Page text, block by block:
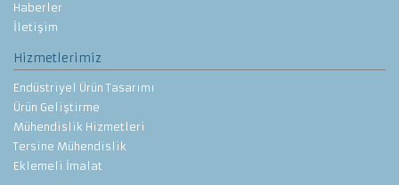
Haberler
İletişim
Hizmetlerimiz
Endüstriyel Ürün Tasarımı
Ürün Geliştirme
Mühendislik Hizmetleri
Tersine Mühendislik
Eklemeli İmalat